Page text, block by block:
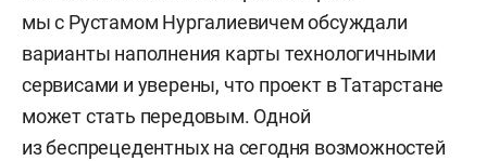
мы с Рустамом Нургалиевичем обсуждали
варианты наполнения карты технологичными
сервисами и уверены, что проект в Татарстане
может стать передовым. Одной
из беспрецедентных на сегодня возможностей